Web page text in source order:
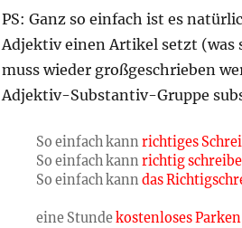
PS: Ganz so einfach ist es
Adjektiv einen Artikel setzt
muss wieder großgeschrieben
Adjektiv-Substantiv-Gruppe
So einfach kannrichtiges
So einfach kannrichtig
So einfach kanndas
eine Stundekostenloses Parken